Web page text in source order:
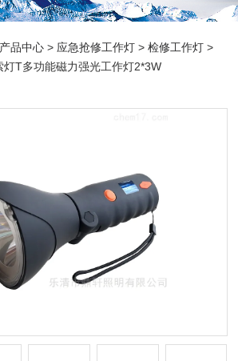
产品中心 > 应急抢修工作灯 >检修工作灯 >
T多功能磁力强光工作灯2*3W